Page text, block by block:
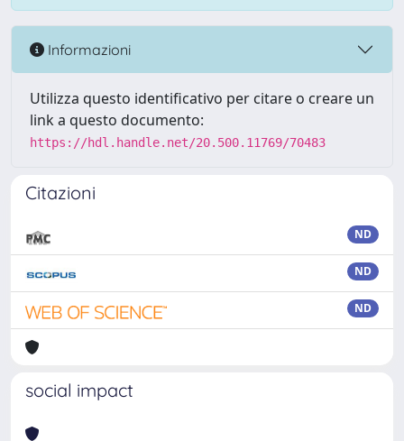
Informazioni
Utilizza questo identificativo per citare o creare un
link a questo documento:
https://hdl.handle.net/20.500.11769/70483
Citazioni
ND
ND
ND
social impact